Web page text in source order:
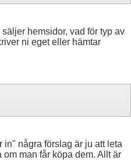
hemsidor, vad för typ av
ni eget eller hämtar
in" några förslag är ju att leta
man får köpa dem. Allt är